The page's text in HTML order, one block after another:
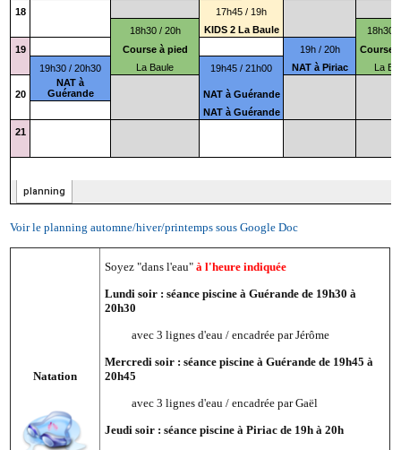
Voir le planning automne/hiver/printemps sous Google Doc
Natation
Soyez "dans l'eau"à l'heure indiquée
Lundi soir : séance piscine à Guérande de 19h30 à
20h30
avec 3 lignes d'eau / encadrée par Jérôme
Mercredi soir : séance piscine à Guérande de 19h45 à
20h45
avec 3 lignes d'eau / encadrée par Gaël
Jeudi soir : séance piscine à Piriac de 19h à 20h